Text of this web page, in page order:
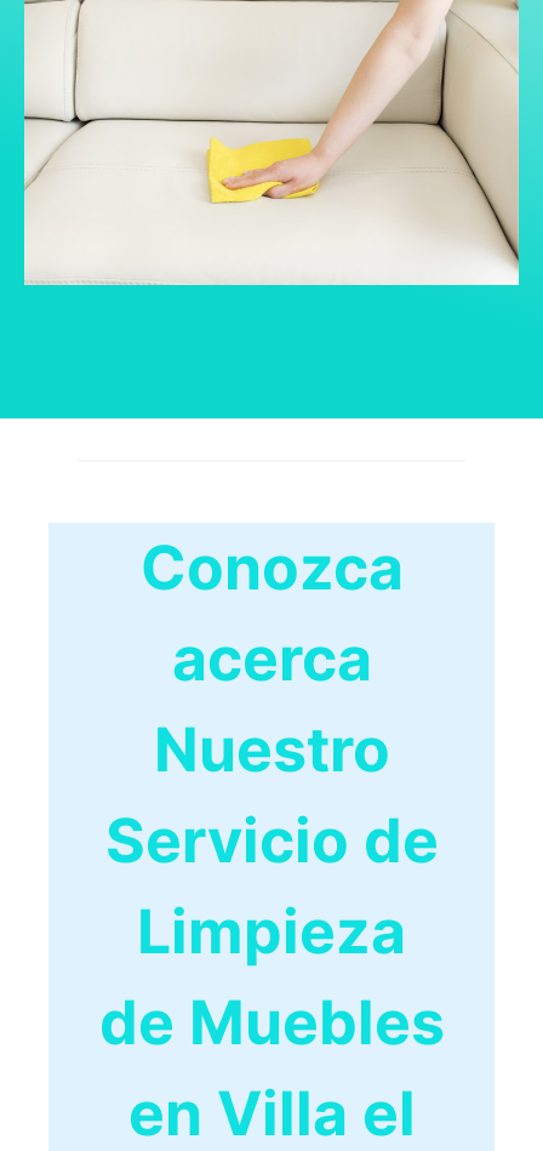
Conozca
acerca
Nuestro
Servicio de
Limpieza
de Muebles
en Villa el